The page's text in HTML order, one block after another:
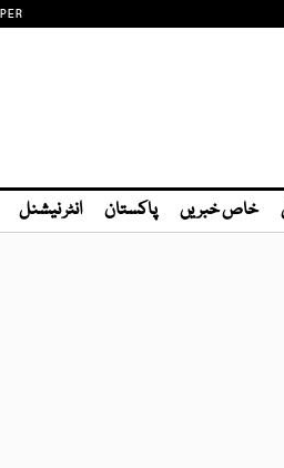
خاص خبریں پاکستان انٹر نیشنل